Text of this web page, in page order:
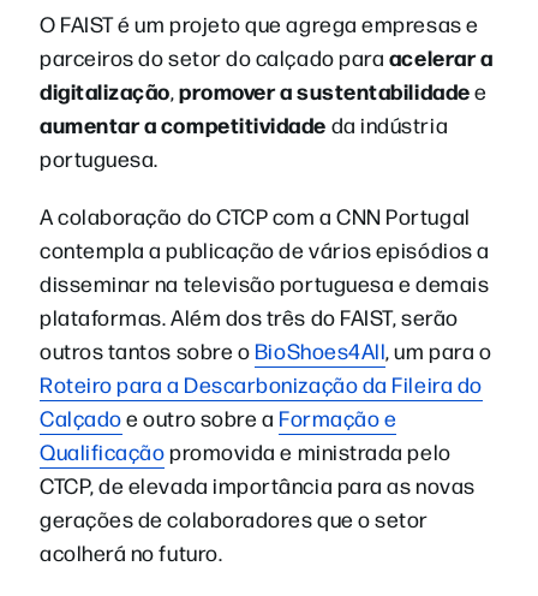
O FAIST é um projeto que agrega empresas e
parceiros do setor do calçado para acelerar a
digitalização,promover a sustentabilidadee
aumentar a competitividade da indústria
portuguesa.
A colaboração do CTCP com a CNN Portugal
contempla a publicação de vários episódios a
disseminar na televisão portuguesa e demais
plataformas. Além dos três do FAIST, serão
outros tantos sobre o BioShoes4All, um para o
Roteiro para a Descarbonização da Fileira do
Calçadoe outro sobre a Formação e
Qualificaçãopromovida e ministrada pelo
CTCP, de elevada importância para as novas
gerações de colaboradores que o setor
acolherá no futuro.